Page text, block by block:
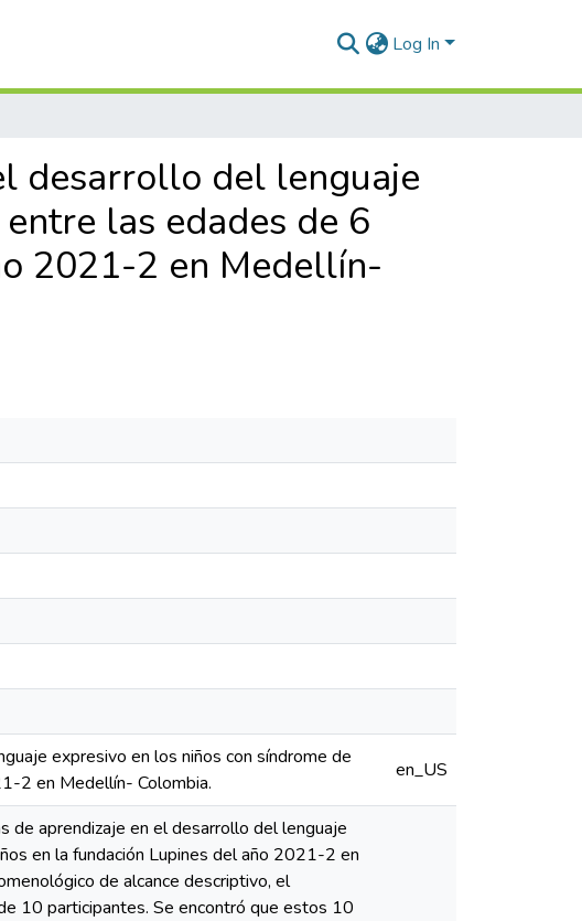
Log In
desarrollo del lenguaje
las edades de 6
2021-2 en Medellín-
expresivo en los niños con síndrome de
2 en Medellín- Colombia.
en_US
aprendizaje en el desarrollo del lenguaje
en la fundación Lupines del año 2021-2 en
de alcance descriptivo, el
10 participantes. Se encontró que estos 10